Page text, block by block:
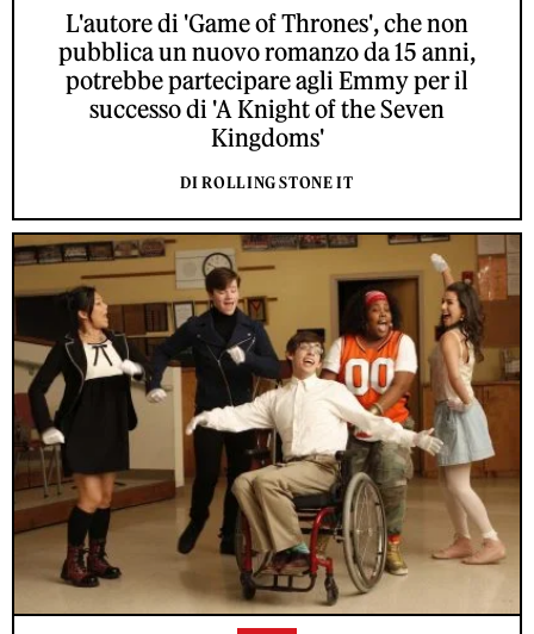
L'autore di 'Game of Thrones', che non
pubblica un nuovo romanzo da 15 anni,
potrebbe partecipare agli Emmy per il
successo di 'A Knight of the Seven
Kingdoms'
DI ROLLING STONE IT